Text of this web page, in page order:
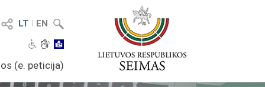
LT I EN
(e. peticija)